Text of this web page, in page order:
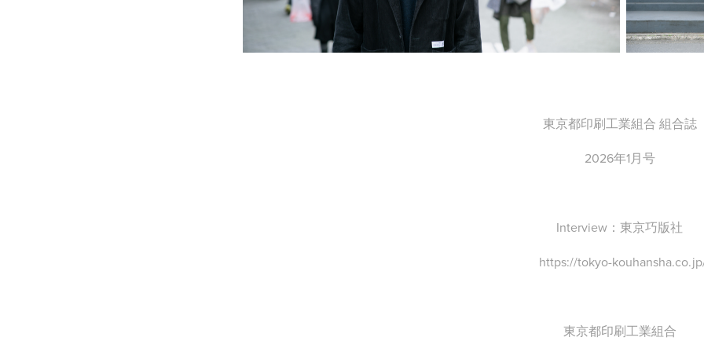
東京都印刷工業組合 組合誌
2026年1月号
Interview：東京巧版社
https://tokyo-
東京都印刷工業組合